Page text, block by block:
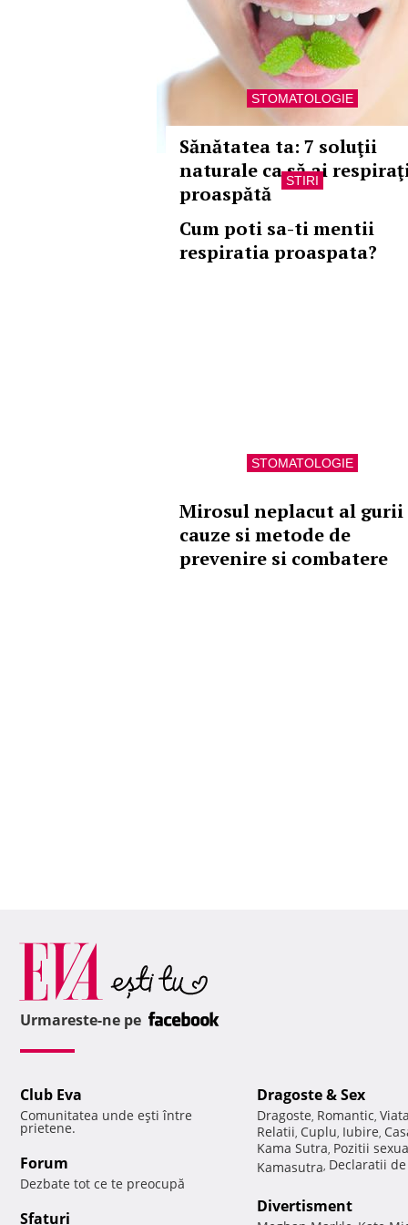
STOMATOLOGIE
Sănătatea ta: 7 soluţii
naturale ca să ai
proaspătă
STIRI
Cum poti sa-ti mentii
respiratia proaspata?
STOMATOLOGIE
Mirosul neplacut al gurii
cauze si metode de
prevenire si combatere
Urmareste-ne pe
Club Eva
Comunitatea unde eşti între
prietene.
Forum
Dezbate tot ce te preocupă
Sfaturi
Dragoste & Sex
Dragoste, Romantic,
Relatii, Cuplu, Iubire,
Kama Sutra, Pozitii
Kamasutra, Declaratii
Divertisment